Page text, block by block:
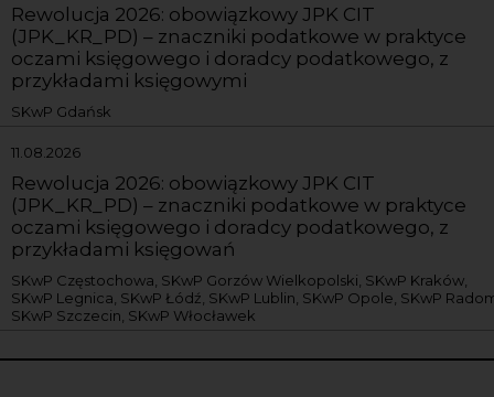
Rewolucja 2026: obowiązkowy JPK CIT
(JPK_KR_PD) – znaczniki podatkowe w praktyce
oczami księgowego i doradcy podatkowego, z
przykładami księgowymi
SKwP Gdańsk
11.08.2026
Rewolucja 2026: obowiązkowy JPK CIT
(JPK_KR_PD) – znaczniki podatkowe w praktyce
oczami księgowego i doradcy podatkowego, z
przykładami księgowań
SKwP Częstochowa, SKwP Gorzów Wielkopolski, SKwP Kraków,
SKwP Legnica, SKwP Łódź, SKwP Lublin, SKwP Opole, SKwP
SKwP Szczecin, SKwP Włocławek